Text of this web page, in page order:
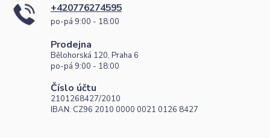
+420776274595
po-pá 9:00 - 18:00
Prodejna
Bělohorská 120, Praha 6
po-pá 9:00 - 18:00
Číslo účtu
2101268427/2010
IBAN: CZ96 2010 0000 0021 0126 8427